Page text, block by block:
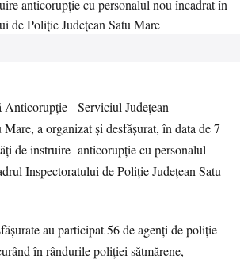
Anticorupție - Serviciul Județean
a organizat și desfășurat, în data de 7
de instruire anticorupție cu personalul
Inspectoratului de Poliție Județean Satu
au participat 56 de agenți de poliție
în rândurile poliției sătmărene,